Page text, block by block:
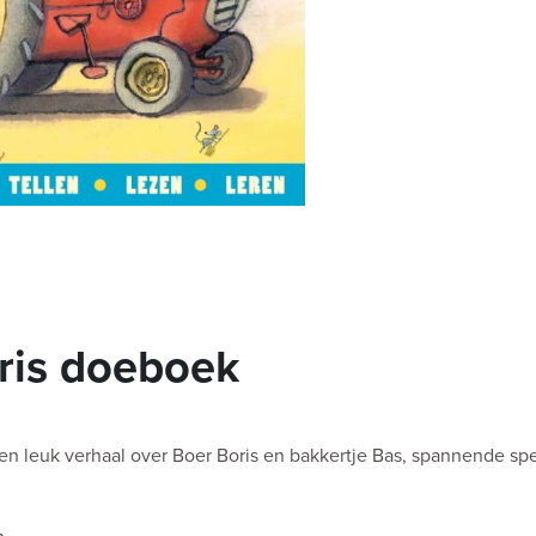
doeboek
leuk verhaal over Boer Boris en bakkertje Bas, spannende